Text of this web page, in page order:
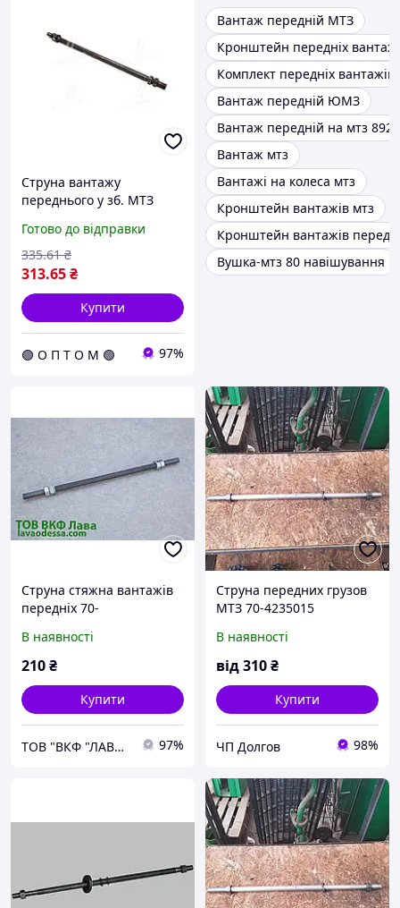
Струна вантажу
переднього у зб. МТЗ
C.I.U
Готово до відправки
313.65₴
335.61 ₴
Купити
🟢 О П Т О М 🟢 97%
Вантаж передній МТЗ
Кронштейн передніх
Комплект передніх вантажів
Вантаж передній ЮМЗ
Вантаж передній на мтз 892
Вантаж мтз
Вантажі на колеса мтз
Кронштейн вантажів мтз
Кронштейн вантажів
Вушка-мтз 80 навішування
Струна стяжна вантажів
передніх 70-
В наявності
210₴
Купити
ТОВ "ВКФ "ЛАВА" - виробник плугів і запчастин до сільгосптехніки 97%
Струна передних грузов
МТЗ 70-4235015
В наявності
від310₴
Купити
ЧП Долгов 98%